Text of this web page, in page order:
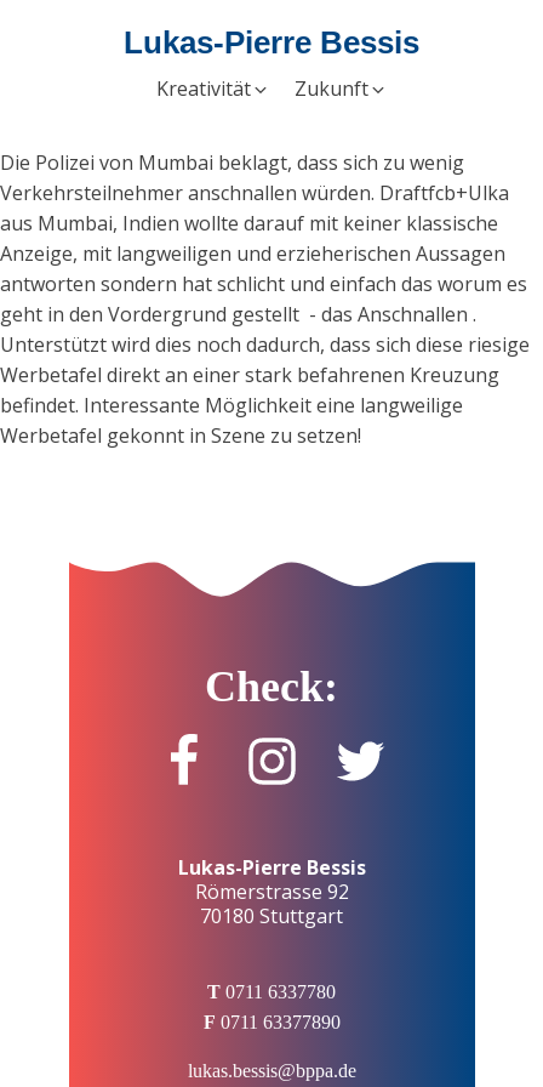
Lukas-Pierre Bessis
Kreativität Zukunft
Die Polizei von Mumbai beklagt, dass sich zu wenig
Verkehrsteilnehmer anschnallen würden. Draftfcb+Ulka
aus Mumbai, Indien wollte darauf mit keiner klassische
Anzeige, mit langweiligen und erzieherischen Aussagen
antworten sondern hat schlicht und einfach das worum es
geht in den Vordergrund gestellt - das Anschnallen .
Unterstützt wird dies noch dadurch, dass sich diese riesige
Werbetafel direkt an einer stark befahrenen Kreuzung
befindet. Interessante Möglichkeit eine langweilige
Werbetafel gekonnt in Szene zu setzen!
Check:
Lukas-Pierre Bessis
Römerstrasse 92
70180 Stuttgart
T 0711 6337780
F 0711 63377890
lukas.bessis@bppa.de